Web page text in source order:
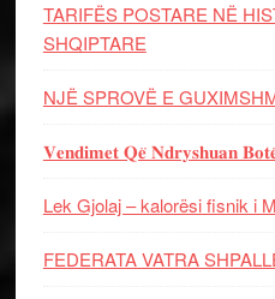
TARIFËS POSTARE NË
SHQIPTARE
NJË SPROVË E
𝐕𝐞𝐧𝐝𝐢𝐦𝐞𝐭 𝐐𝐞̈ 𝐍𝐝𝐫𝐲𝐬𝐡𝐮𝐚𝐧
Lek Gjolaj – kalorësi fisnik i
FEDERATA VATRA